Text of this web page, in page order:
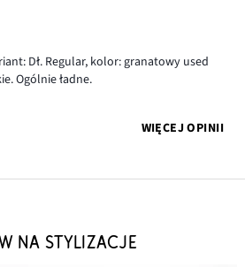
Dł. Regular, kolor: granatowy used
Ogólnie ładne.
WIĘCEJ OPINII
NA STYLIZACJE